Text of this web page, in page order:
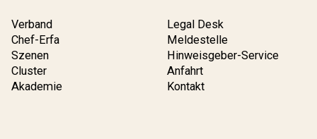
Verband
Chef-Erfa
Szenen
Cluster
Akademie
Legal Desk
Meldestelle
Hinweisgeber-Service
Anfahrt
Kontakt